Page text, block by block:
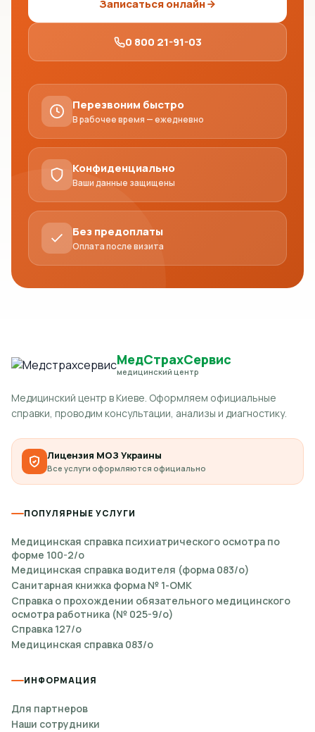
Записаться онлайн
0 800 21-91-03
Перезвоним быстро
В рабочее время — ежедневно
Конфиденциально
Ваши данные защищены
Без предоплаты
Оплата после визита
МедСтрахСервис
медицинский центр
Медицинский центр в Киеве. Оформляем официальные
справки, проводим консультации, анализы и диагностику.
Лицензия МОЗ Украины
Все услуги оформляются официально
ПОПУЛЯРНЫЕ УСЛУГИ
Медицинская справка психиатрического осмотра по
форме 100-2/о
Медицинская справка водителя (форма 083/о)
Санитарная книжка форма № 1-ОМК
Справка о прохождении обязательного медицинского
осмотра работника (№ 025-9/о)
Справка 127/о
Медицинская справка 083/о
ИНФОРМАЦИЯ
Для партнеров
Наши сотрудники